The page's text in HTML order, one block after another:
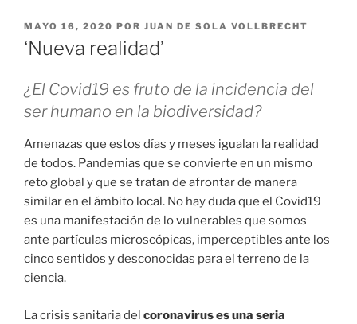
PUBLICADO
EL
MAYO 16, 2020 POR JUAN DE SOLA VOLLBRECHT
‘Nueva realidad’
¿El Covid19 es fruto de la incidencia del
ser humano en la biodiversidad?
Amenazas que estos días y meses igualan la realidad
de todos. Pandemias que se convierte en un mismo
reto global y que se tratan de afrontar de manera
similar en el ámbito local. No hay duda que el Covid19
es una manifestación de lo vulnerables que somos
ante partículas microscópicas, imperceptibles ante los
cinco sentidos y desconocidas para el terreno de la
ciencia.
La crisis sanitaria del coronavirus es una seria